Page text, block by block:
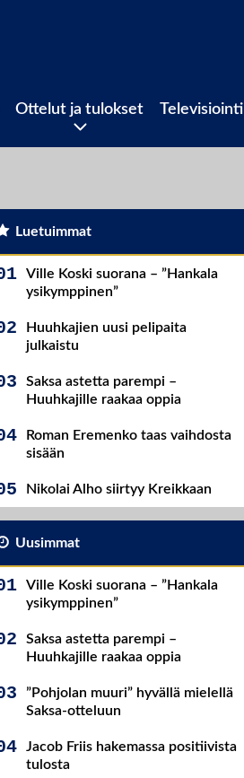
Ottelut ja tulokset Televisiointi
Luetuimmat
Ville Koski suorana – ”Hankala
ysikymppinen”
Huuhkajien uusi pelipaita
julkaistu
Saksa astetta parempi –
Huuhkajille raakaa oppia
Roman Eremenko taas vaihdosta
sisään
Nikolai Alho siirtyy Kreikkaan
Uusimmat
Ville Koski suorana – ”Hankala
ysikymppinen”
Saksa astetta parempi –
Huuhkajille raakaa oppia
”Pohjolan muuri” hyvällä mielellä
Saksa-otteluun
Jacob Friis hakemassa positiivista
tulosta